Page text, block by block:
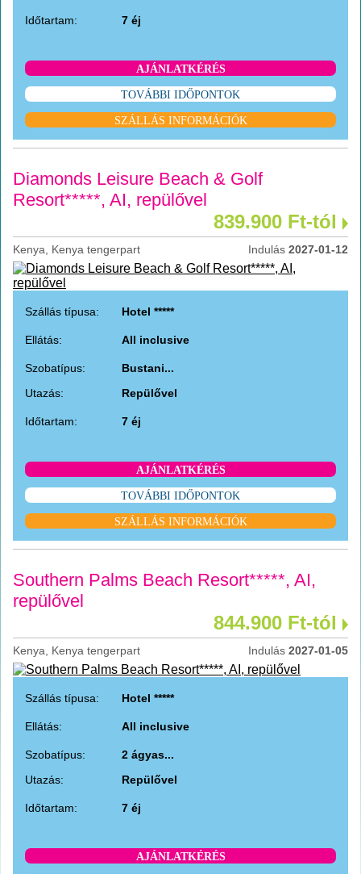
Időtartam: 7 éj
AJÁNLATKÉRÉS
TOVÁBBI IDŐPONTOK
SZÁLLÁS INFORMÁCIÓK
Diamonds Leisure Beach & Golf
Resort*****, AI, repülővel
839.900 Ft-tól
Kenya, Kenya tengerpart Indulás 2027-01-12
Szállás típusa: Hotel *****
Ellátás: All inclusive
Szobatípus:
Bustani...
Utazás:
Repülővel
Időtartam: 7 éj
AJÁNLATKÉRÉS
TOVÁBBI IDŐPONTOK
SZÁLLÁS INFORMÁCIÓK
Southern Palms Beach Resort*****, AI,
repülővel
844.900 Ft-tól
Kenya, Kenya tengerpart Indulás 2027-01-05
Szállás típusa: Hotel *****
Ellátás: All inclusive
Szobatípus:
2 ágyas...
Utazás:
Repülővel
Időtartam: 7 éj
AJÁNLATKÉRÉS